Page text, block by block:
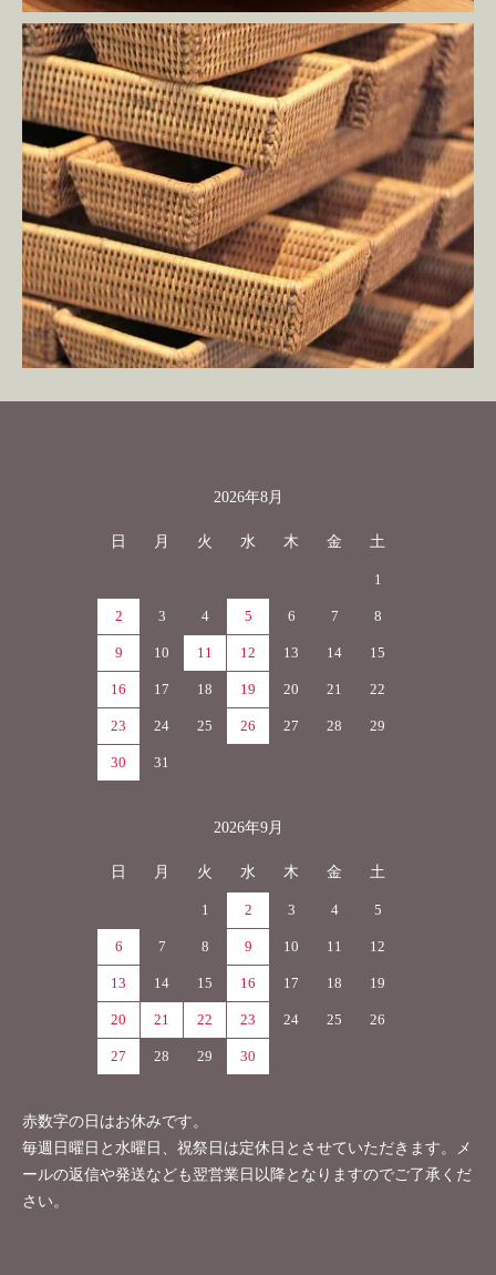
2026年8月
日 月 火 水 木 金 土
1
2 3 4 5 6 7 8
9 10 11 12 13 14 15
16 17 18 19 20 21 22
23 24 25 26 27 28 29
30 31
2026年9月
日 月 火 水 木 金 土
1 2 3 4 5
6 7 8 9 10 11 12
13 14 15 16 17 18 19
20 21 22 23 24 25 26
27 28 29 30
赤数字の日はお休みです。
毎週日曜日と水曜日、祝祭日は定休日とさせていただきます。メ
ールの返信や発送なども翌営業日以降となりますのでご了承くだ
さい。